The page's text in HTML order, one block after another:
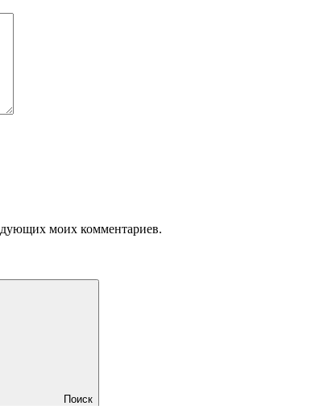
моих комментариев.
Поиск